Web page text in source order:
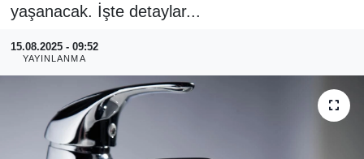
yaşanacak. İşte detaylar...
15.08.2025 - 09:52
YAYINLANMA
SPOR
ASAYİŞ
RESMİ REKLAM
Son Dakika Haberleri
Haber Arşivi